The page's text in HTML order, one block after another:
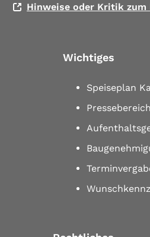
Hinweise oder Kritik
Wichtiges
Speiseplan
Pressebereich